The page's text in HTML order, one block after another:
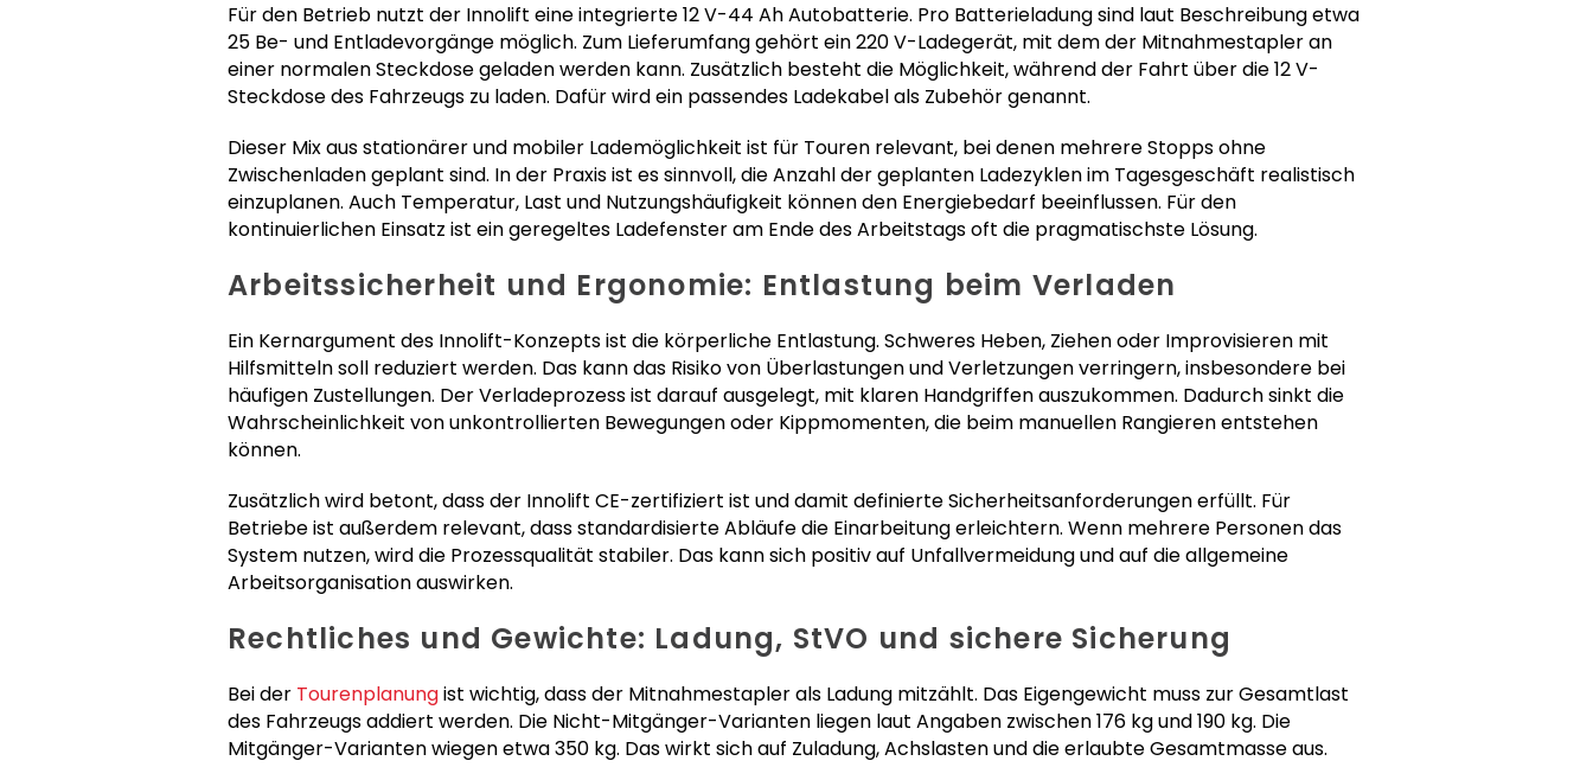
Für den Betrieb nutzt der Innolift eine integrierte 12 V-44 Ah Autobatterie. Pro Batterieladung sind laut Beschreibung etwa
25 Be- und Entladevorgänge möglich. Zum Lieferumfang gehört ein 220 V-Ladegerät, mit dem der Mitnahmestapler an
einer normalen Steckdose geladen werden kann. Zusätzlich besteht die Möglichkeit, während der Fahrt über die 12 V-
Steckdose des Fahrzeugs zu laden. Dafür wird ein passendes Ladekabel als Zubehör genannt.
Dieser Mix aus stationärer und mobiler Lademöglichkeit ist für Touren relevant, bei denen mehrere Stopps ohne
Zwischenladen geplant sind. In der Praxis ist es sinnvoll, die Anzahl der geplanten Ladezyklen im Tagesgeschäft realistisch
einzuplanen. Auch Temperatur, Last und Nutzungshäufigkeit können den Energiebedarf beeinflussen. Für den
kontinuierlichen Einsatz ist ein geregeltes Ladefenster am Ende des Arbeitstags oft die pragmatischste Lösung.
Arbeitssicherheit und Ergonomie: Entlastung beim Verladen
Ein Kernargument des Innolift-Konzepts ist die körperliche Entlastung. Schweres Heben, Ziehen oder Improvisieren mit
Hilfsmitteln soll reduziert werden. Das kann das Risiko von Überlastungen und Verletzungen verringern, insbesondere bei
häufigen Zustellungen. Der Verladeprozess ist darauf ausgelegt, mit klaren Handgriffen auszukommen. Dadurch sinkt die
Wahrscheinlichkeit von unkontrollierten Bewegungen oder Kippmomenten, die beim manuellen Rangieren entstehen
können.
Zusätzlich wird betont, dass der Innolift CE-zertifiziert ist und damit definierte Sicherheitsanforderungen erfüllt. Für
Betriebe ist außerdem relevant, dass standardisierte Abläufe die Einarbeitung erleichtern. Wenn mehrere Personen das
System nutzen, wird die Prozessqualität stabiler. Das kann sich positiv auf Unfallvermeidung und auf die allgemeine
Arbeitsorganisation auswirken.
Rechtliches und Gewichte: Ladung, StVO und sichere Sicherung
Bei der Tourenplanungist wichtig, dass der Mitnahmestapler als Ladung mitzählt. Das Eigengewicht muss zur Gesamtlast
des Fahrzeugs addiert werden. Die Nicht-Mitgänger-Varianten liegen laut Angaben zwischen 176 kg und 190 kg. Die
Mitgänger-Varianten wiegen etwa 350 kg. Das wirkt sich auf Zuladung, Achslasten und die erlaubte Gesamtmasse aus.